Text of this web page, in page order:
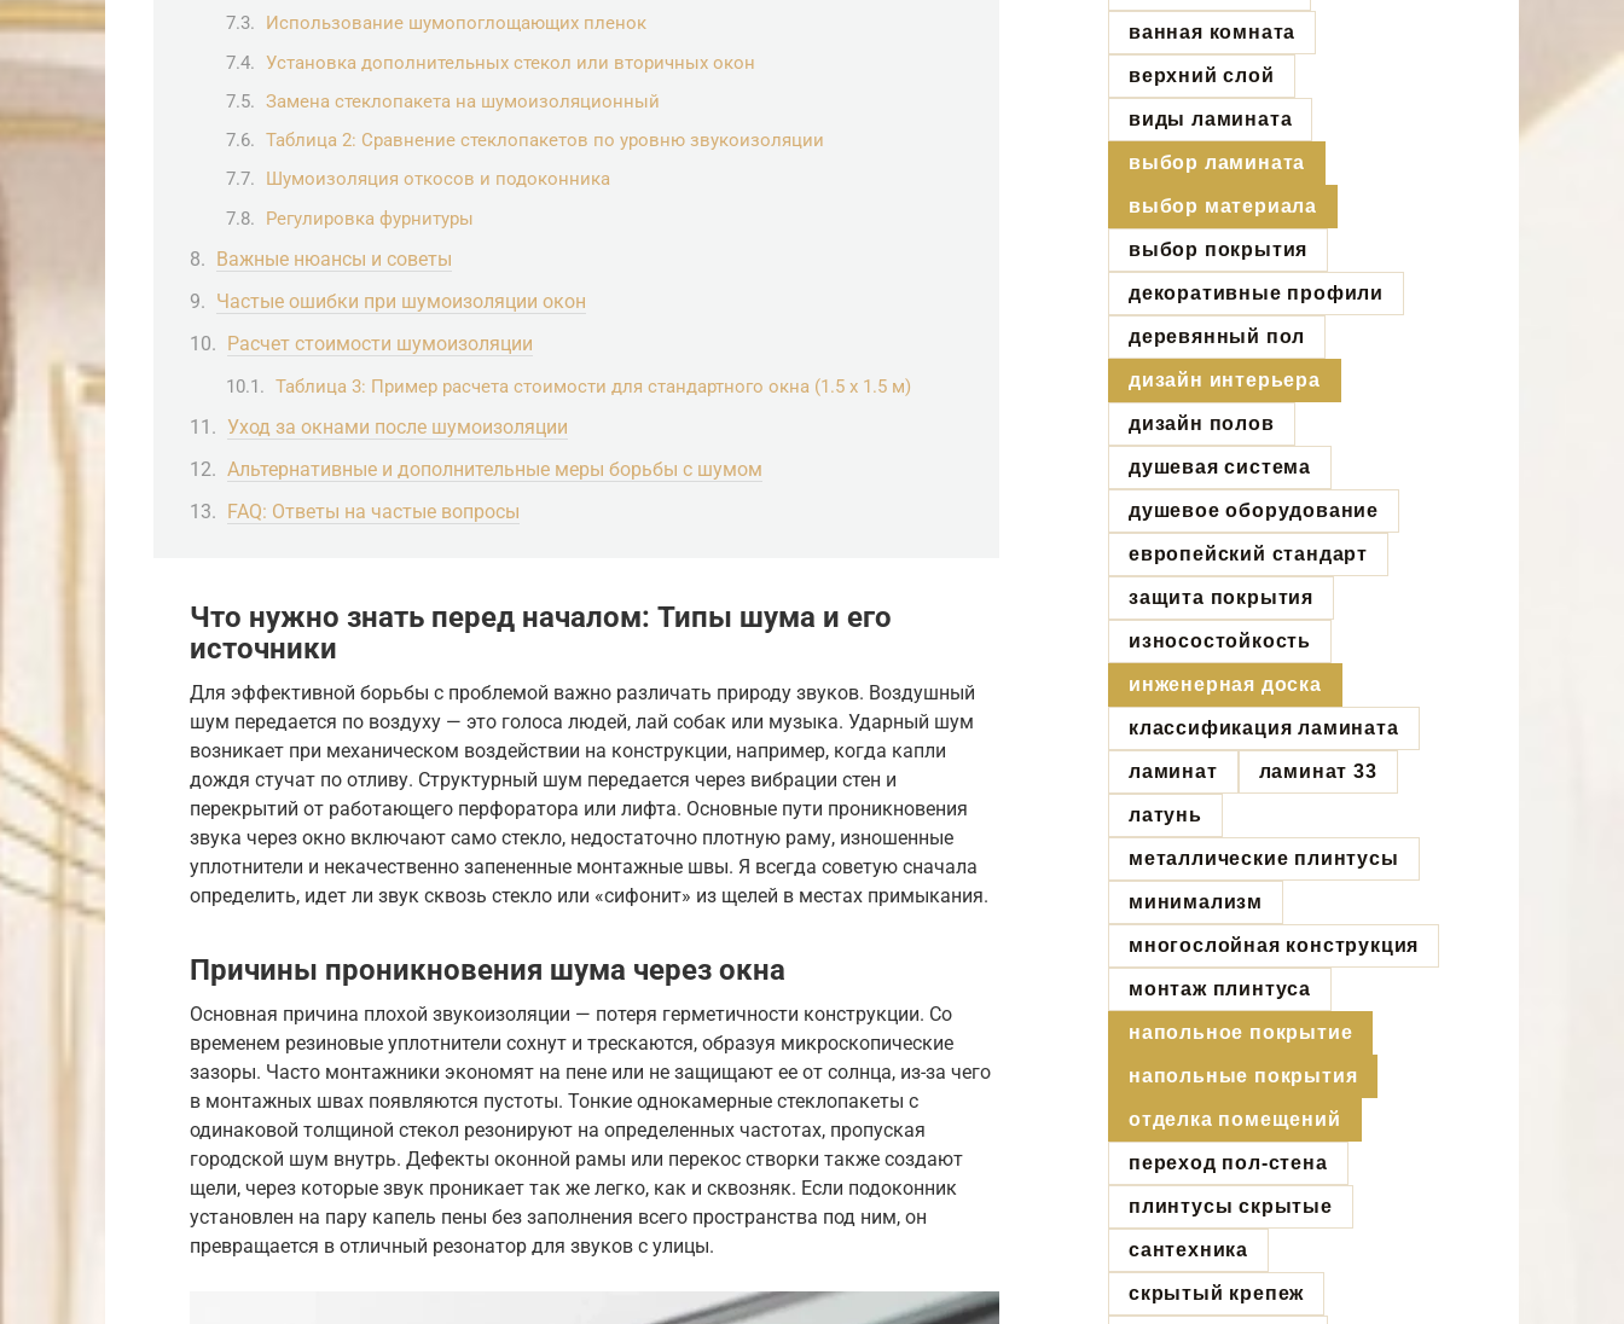
Использование шумопоглощающих пленок
Установка дополнительных стекол или вторичных окон
Замена стеклопакета на шумоизоляционный
Таблица 2: Сравнение стеклопакетов по уровню звукоизоляции
Шумоизоляция откосов и подоконника
Регулировка фурнитуры
Важные нюансы и советы
Частые ошибки при шумоизоляции окон
Расчет стоимости шумоизоляции
Таблица 3: Пример расчета стоимости для стандартного окна (1.5 х 1.5 м)
Уход за окнами после шумоизоляции
Альтернативные и дополнительные меры борьбы с шумом
FAQ: Ответы на частые вопросы
Что нужно знать перед началом: Типы шума и его
источники
Для эффективной борьбы с проблемой важно различать природу звуков. Воздушный
шум передается по воздуху — это голоса людей, лай собак или музыка. Ударный шум
возникает при механическом воздействии на конструкции, например, когда капли
дождя стучат по отливу. Структурный шум передается через вибрации стен и
перекрытий от работающего перфоратора или лифта. Основные пути проникновения
звука через окно включают само стекло, недостаточно плотную раму, изношенные
уплотнители и некачественно запененные монтажные швы. Я всегда советую сначала
определить, идет ли звук сквозь стекло или «сифонит» из щелей в местах примыкания.
Причины проникновения шума через окна
Основная причина плохой звукоизоляции — потеря герметичности конструкции. Со
временем резиновые уплотнители сохнут и трескаются, образуя микроскопические
зазоры. Часто монтажники экономят на пене или не защищают ее от солнца, из-за чего
в монтажных швах появляются пустоты. Тонкие однокамерные стеклопакеты с
одинаковой толщиной стекол резонируют на определенных частотах, пропуская
городской шум внутрь. Дефекты оконной рамы или перекос створки также создают
щели, через которые звук проникает так же легко, как и сквозняк. Если подоконник
установлен на пару капель пены без заполнения всего пространства под ним, он
превращается в отличный резонатор для звуков с улицы.
ванная комната
верхний слой
виды ламината
выбор ламината
выбор материала
выбор покрытия
декоративные профили
деревянный пол
дизайн интерьера
дизайн полов
душевая система
душевое оборудование
европейский стандарт
защита покрытия
износостойкость
инженерная доска
классификация ламината
ламинат ламинат 33
латунь
металлические плинтусы
минимализм
многослойная конструкция
монтаж плинтуса
напольное покрытие
напольные покрытия
отделка помещений
переход пол-стена
плинтусы скрытые
сантехника
скрытый крепеж